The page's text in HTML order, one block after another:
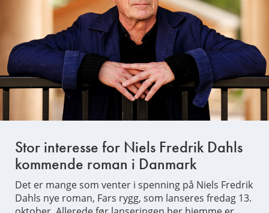
Stor interesse for Niels Fredrik Dahls
kommende roman i Danmark
Det er mange som venter i spenning på Niels Fredrik
Dahls nye roman, Fars rygg, som lanseres fredag 13.